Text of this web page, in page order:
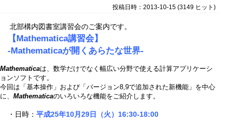
投稿日時：2013-10-15(3149 ヒット )
北部構内図書室講習会のご案内です。
【Mathematica講習会】
-Mathematicaが開くあらたな世界-
Mathematicaは、数学だけでなく幅広い分野で使える計算アプリケーシ
ョンソフトです。
今回は「基本操作」および「バージョン8,9で追加された新機能」を中心
に、 Mathematicaのいろいろな機能をご紹介します。
・日時： 平成25年10月29日（火）16:30-18:00